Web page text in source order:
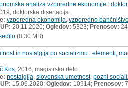
analiza vzporedne ekonomije :
doktorska disertacija
vzporedna ekonomija vzporedno
20.11.2020; Ogledov: 5323; Prenosov:
(8,30 MB)
in nostalgija po socializmu : elementi,
Kos , 2016, magistrsko delo
nostalgija slovenska umetnost, pozni
15.06.2020; Ogledov: 10914; Prenosov: